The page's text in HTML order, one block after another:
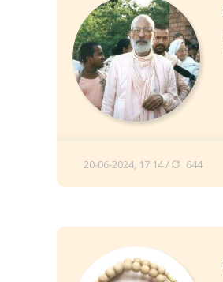
20-06-2024, 17:14 / 644